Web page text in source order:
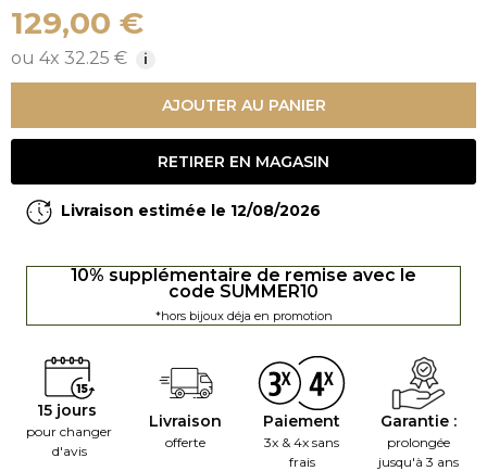
129,00 €
ou 4x 32.25 € i
AJOUTER AU PANIER
RETIRER EN MAGASIN
Livraison estimée le 12/08/2026
10% supplémentaire de remise avec le
code SUMMER10
*hors bijoux déja en promotion
15 jours
pour changer
d'avis
Livraison
offerte
Paiement
3x & 4x sans
frais
Garantie :
prolongée
jusqu'à 3 ans